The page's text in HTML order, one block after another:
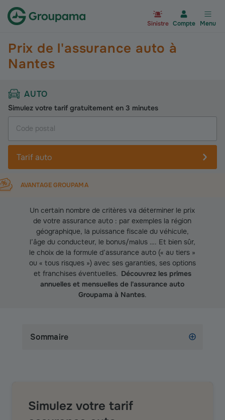
Sinistre Compte Menu
Prix de l'assurance auto à
Nantes
AUTO
Simulez votre tarif gratuitement en 3 minutes
Tarif auto
AVANTAGE GROUPAMA
Un certain nombre de critères va déterminer le prix
de votre assurance auto : par exemples la région
géographique, la puissance fiscale du véhicule,
l’âge du conducteur, le bonus/malus …. Et bien sûr,
le choix de la formule d’assurance auto (« au tiers »
ou « tous risques ») avec ses garanties, ses options
et franchises éventuelles. Découvrez les primes
annuelles et mensuelles de l'assurance auto
Groupama à Nantes.
Sommaire
Simulez votre tarif